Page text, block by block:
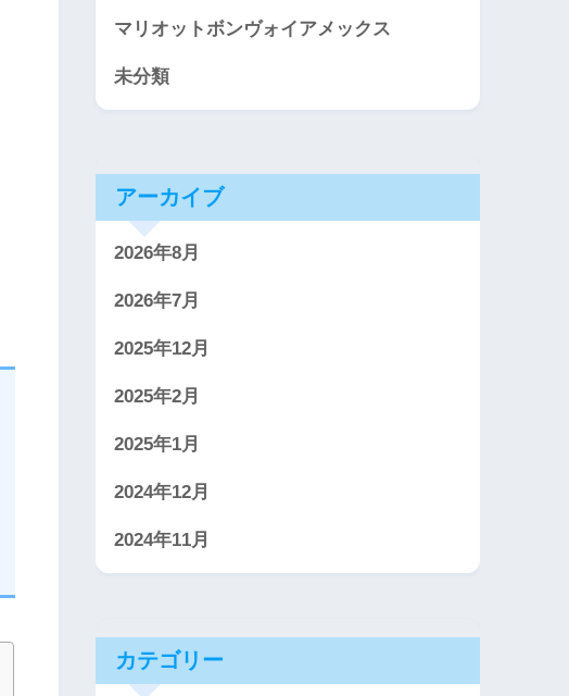
マリオットボンヴォイアメックス
未分類
アーカイブ
2026年8月
2026年7月
2025年12月
2025年2月
2025年1月
2024年12月
2024年11月
カテゴリー